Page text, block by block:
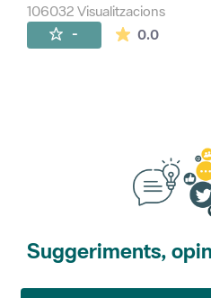
106032 Visualitzacions
- 0.0La
Suggeriments,